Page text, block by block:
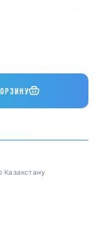
Казахстану